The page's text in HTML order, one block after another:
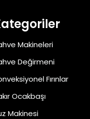
Makineleri
Değirmeni
Fırınlar
Ocakbaşı
Makinesi